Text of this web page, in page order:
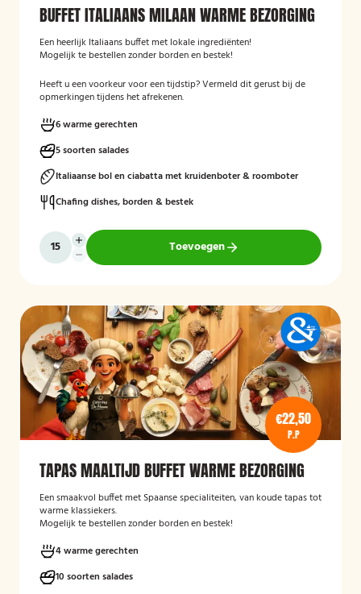
BUFFET ITALIAANS MILAAN WARME BEZORGING
Een heerlijk Italiaans buffet met lokale ingrediënten!
Mogelijk te bestellen zonder borden en bestek!
Heeft u een voorkeur voor een tijdstip? Vermeld dit gerust bij de
opmerkingen tijdens het afrekenen.
6 warme gerechten
5 soorten salades
Italiaanse bol en ciabatta met kruidenboter & roomboter
Chafing dishes, borden & bestek
Toevoegen
€22,50
P.P
TAPAS MAALTIJD BUFFET WARME BEZORGING
Een smaakvol buffet met Spaanse specialiteiten, van koude tapas tot
warme klassiekers.
Mogelijk te bestellen zonder borden en bestek!
4 warme gerechten
10 soorten salades